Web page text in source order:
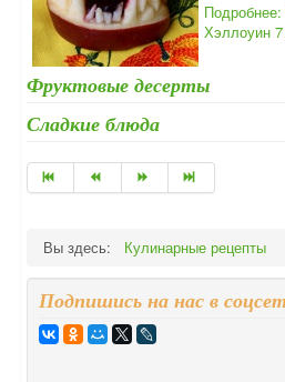
Хэллоуин
Фруктовые десерты
Сладкие блюда
Вы здесь: Кулинарные рецепты
Подпишись на нас в